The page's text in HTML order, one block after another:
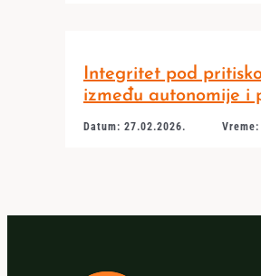
Integritet pod
između autonomije i
Datum: 27.02.2026.